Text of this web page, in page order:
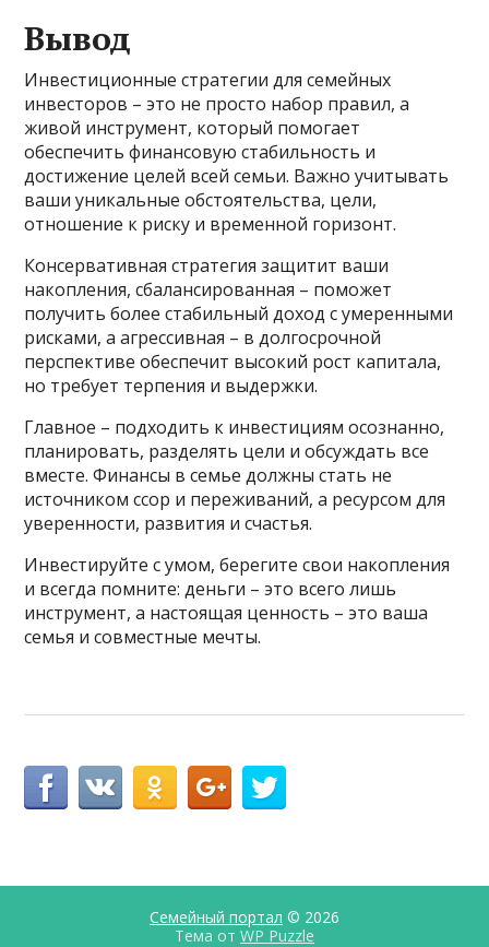
Вывод
Инвестиционные стратегии для семейных
инвесторов – это не просто набор правил, а
живой инструмент, который помогает
обеспечить финансовую стабильность и
достижение целей всей семьи. Важно учитывать
ваши уникальные обстоятельства, цели,
отношение к риску и временной горизонт.
Консервативная стратегия защитит ваши
накопления, сбалансированная – поможет
получить более стабильный доход с умеренными
рисками, а агрессивная – в долгосрочной
перспективе обеспечит высокий рост капитала,
но требует терпения и выдержки.
Главное – подходить к инвестициям осознанно,
планировать, разделять цели и обсуждать все
вместе. Финансы в семье должны стать не
источником ссор и переживаний, а ресурсом для
уверенности, развития и счастья.
Инвестируйте с умом, берегите свои накопления
и всегда помните: деньги – это всего лишь
инструмент, а настоящая ценность – это ваша
семья и совместные мечты.
Семейный портал © 2026
Тема от WP Puzzle